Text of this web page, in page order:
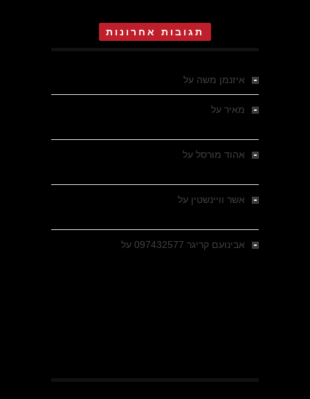
תגובות אחרונות
איזנמן משה על
מאיר על
אהוד מורסל על
אשר וויינשטין על
אבינועם קריגר 097432577 על